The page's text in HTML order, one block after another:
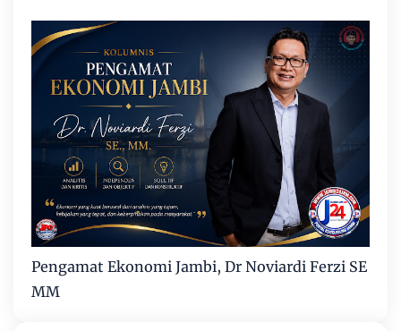
Pengamat Ekonomi Jambi, Dr Noviardi Ferzi SE
MM